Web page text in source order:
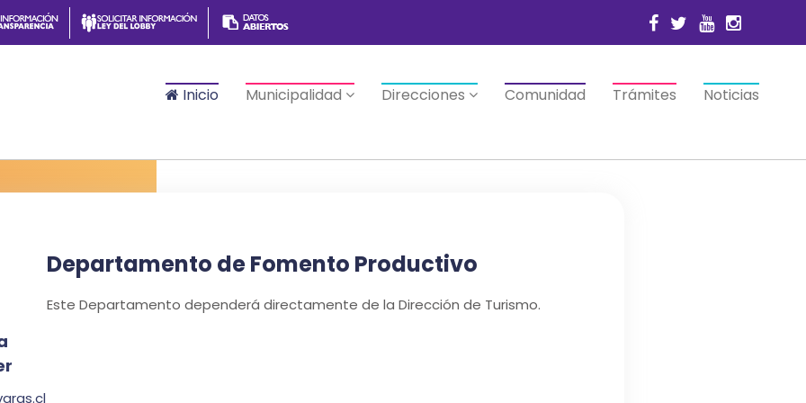
Inicio Municipalidad Direcciones Comunidad Trámites Noticias
Departamento de Fomento Productivo
Este Departamento dependerá directamente de la Dirección de Turismo.